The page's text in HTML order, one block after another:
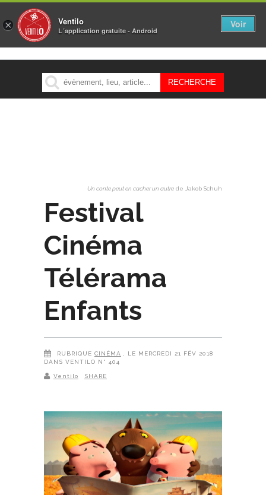
MENU
Un conte peut en cacher un autre de Jakob Schuh
Festival
Cinéma
Télérama
Enfants
RUBRIQUE CINÉMA
, LE MERCREDI 21 FÉV 2018
DANS VENTILO N° 404
Ventilo SHARE
× Ventilo
L´application gratuite - Android
Voir